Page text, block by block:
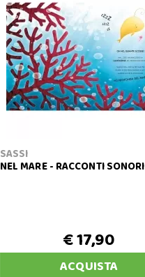
SASSI
NEL MARE - RACCONTI SONORI
€ 17,90
ACQUISTA